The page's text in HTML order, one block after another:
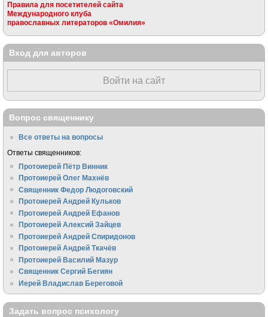
Правила для посетителей сайта
Международного клуба
православных литераторов «Омилия»
Вход для авторов
Войти на сайт
Вопрос священнику
Все ответы на вопросы
Ответы священников:
Протоиерей Пётр Винник
Протоиерей Олег Махнёв
Священник Федор Людоговский
Протоиерей Андрей Кульков
Протоиерей Андрей Ефанов
Протоиерей Алексий Зайцев
Протоиерей Андрей Спиридонов
Протоиерей Андрей Ткачёв
Протоиерей Василий Мазур
Священник Сергий Бегиян
Иерей Владислав Береговой
Задать вопрос психологу